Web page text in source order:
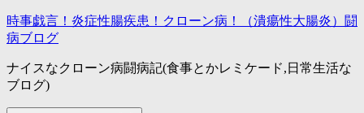
コ
ン
ン
ツ
へ
時事戯言！炎症性腸疾患！クローン病！（潰瘍性大腸炎）闘
病ブログ
ナイスなクローン病闘病記(食事とかレミケード,日常生活な
ブログ)